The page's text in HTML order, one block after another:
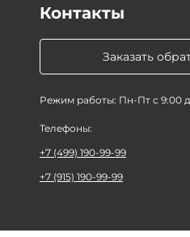
Заказать
Режим работы: Пн-Пт с 9:00
Контакты
Телефоны:
+7 (499) 190-99-99
+7 (915) 190-99-99